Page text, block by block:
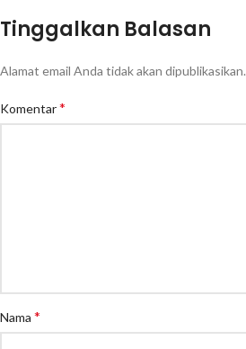
Tinggalkan Balasan
Alamat email Anda tidak akan dipublikasikan.
Komentar*
Nama *